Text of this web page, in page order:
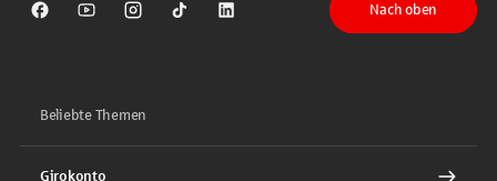
Sparkasse auf Facebook
Sparkasse auf Youtube
Sparkasse auf Instagram
Sparkasse auf TikTok
Sparkasse auf LinkedIn
Nach oben
Beliebte Themen
Girokonto